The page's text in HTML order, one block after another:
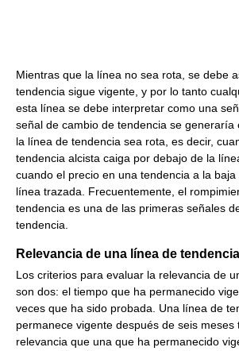
Mientras que la línea no sea rota, se debe
tendencia sigue vigente, y por lo tanto
esta línea se debe interpretar como una
señal de cambio de tendencia se generaría
la línea de tendencia sea rota, es decir,
tendencia alcista caiga por debajo de la
cuando el precio en una tendencia a la
línea trazada. Frecuentemente, el
tendencia es una de las primeras señales
tendencia.
Relevancia de una línea de tendencia
Los criterios para evaluar la relevancia de
son dos: el tiempo que ha permanecido
veces que ha sido probada. Una línea de
permanece vigente después de seis meses
relevancia que una que ha permanecido